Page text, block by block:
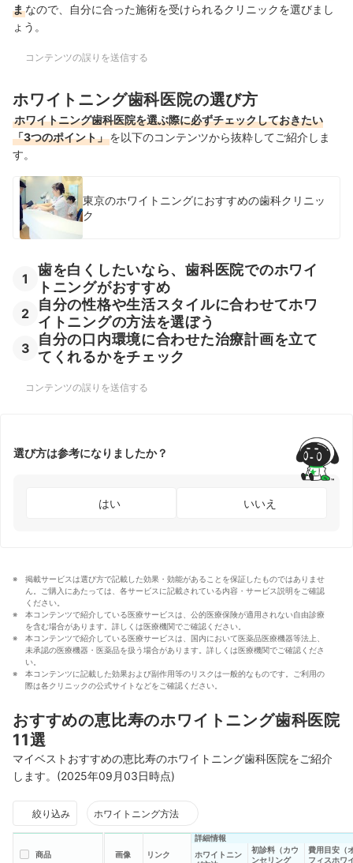
まなので、自分に合った施術を受けられるクリニックを選びまし
ょう。
コンテンツの誤りを送信する
ホワイトニング歯科医院の選び方
ホワイトニング歯科医院を選ぶ際に必ずチェックしておきたい
「3つのポイント」を以下のコンテンツから抜粋してご紹介しま
す。
東京のホワイトニングにおすすめの歯科クリニッ
ク
1
歯を白くしたいなら、歯科医院でのホワイ
トニングがおすすめ
2
自分の性格や生活スタイルに合わせてホワ
イトニングの方法を選ぼう
3
自分の口内環境に合わせた治療計画を立て
てくれるかをチェック
コンテンツの誤りを送信する
選び方は参考になりましたか？
はい いいえ
掲載サービスは選び方で記載した効果・効能があることを保証したものではありませ
ん。ご購入にあたっては、各サービスに記載されている内容・サービス説明をご確認
ください。
本コンテンツで紹介している医療サービスは、公的医療保険が適用されない自由診療
を含む場合があります。詳しくは医療機関でご確認ください。
本コンテンツで紹介している医療サービスは、国内において医薬品医療機器等法上、
未承認の医療機器・医薬品を扱う場合があります。詳しくは医療機関でご確認くださ
い。
本コンテンツに記載した効果および副作用等のリスクは一般的なものです。ご利用の
際は各クリニックの公式サイトなどをご確認ください。
おすすめの恵比寿のホワイトニング歯科医院
11選
マイベストおすすめの恵比寿のホワイトニング歯科医院をご紹介
します。(2025年09月03日時点)
絞り込み ホワイトニング方法
商品 画像 リンク
詳細情報
ホワイトニン
初診料（カウ
ンセリング
費用目安（
フィスホワ